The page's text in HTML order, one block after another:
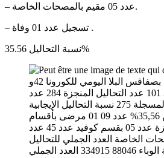
– عدد 05 مقيم بالمصحات الخاصة.
– تسجيل عدد 01 وفاة .
نسبة التحاليل 35.56%